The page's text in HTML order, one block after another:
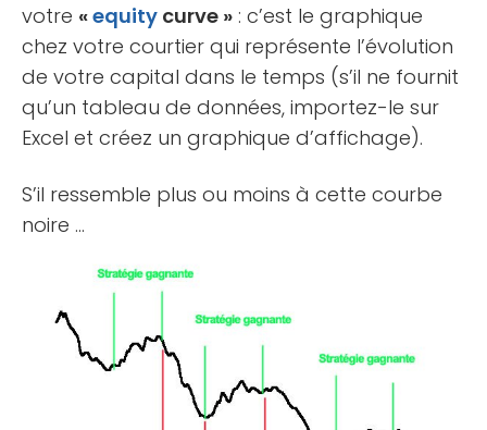
votre «equity curve » : c’est le graphique
chez votre courtier qui représente l’évolution
de votre capital dans le temps (s’il ne fournit
qu’un tableau de données, importez-le sur
Excel et créez un graphique d’affichage).
S’il ressemble plus ou moins à cette courbe
noire …